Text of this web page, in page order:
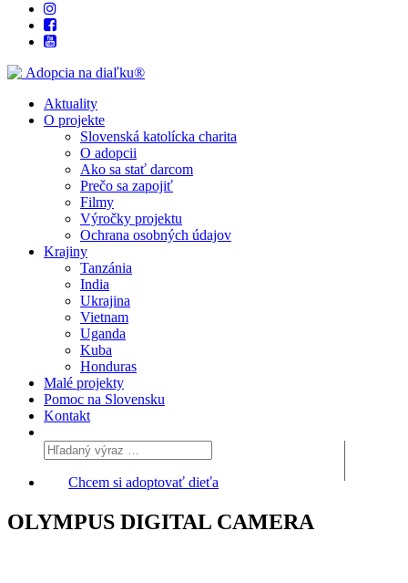
Aktuality
O projekte
Slovenská katolícka charita
O adopcii
Ako sa stať darcom
Prečo sa zapojiť
Filmy
Výročky projektu
Ochrana osobných údajov
Krajiny
Tanzánia
India
Ukrajina
Vietnam
Uganda
Kuba
Honduras
Malé projekty
Pomoc na Slovensku
Kontakt
Chcem si adoptovať dieťa
OLYMPUS DIGITAL CAMERA